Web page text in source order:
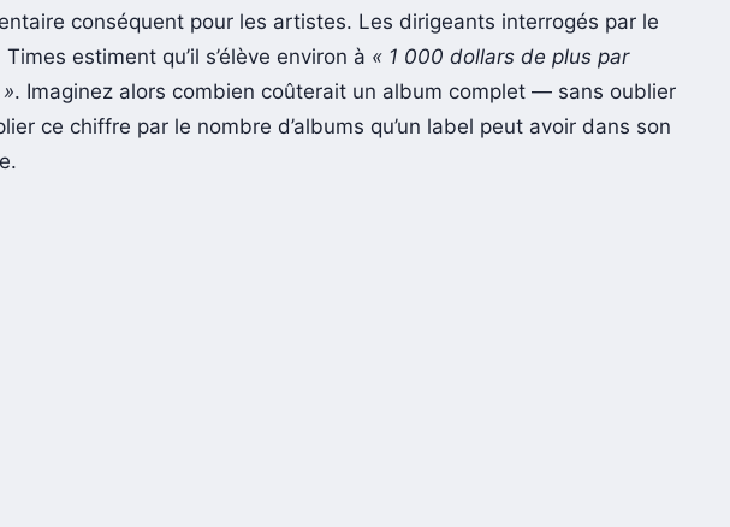
conséquent pour les artistes. Les dirigeants interrogés par le
estiment qu’il s’élève environ à « 1 000 dollars de plus par
. Imaginez alors combien coûterait un album complet — sans oublier
ce chiffre par le nombre d’albums qu’un label peut avoir dans son